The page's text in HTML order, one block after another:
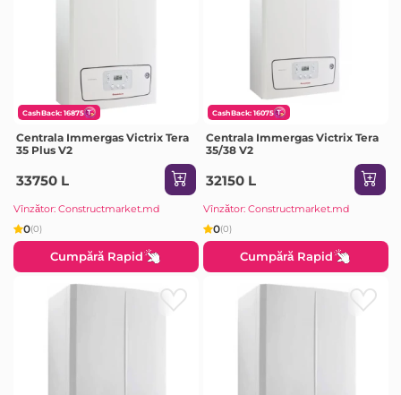
CashBack: 16875
Centrala Immergas Victrix Tera
35 Plus V2
33750 L
Vînzător: Constructmarket.md
0(0)
Cumpără Rapid
CashBack: 16075
Centrala Immergas Victrix Tera
35/38 V2
32150 L
Vînzător: Constructmarket.md
0(0)
Cumpără Rapid